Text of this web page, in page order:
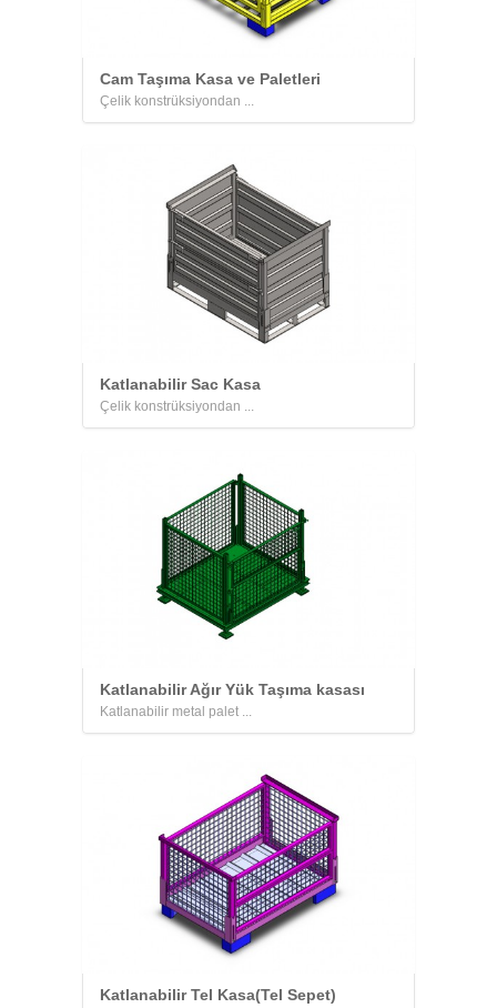
Cam Taşıma Kasa ve Paletleri
Çelik konstrüksiyondan ...
Katlanabilir Sac Kasa
Çelik konstrüksiyondan ...
Katlanabilir Ağır Yük Taşıma kasası
Katlanabilir metal palet ...
Katlanabilir Tel Kasa(Tel Sepet)